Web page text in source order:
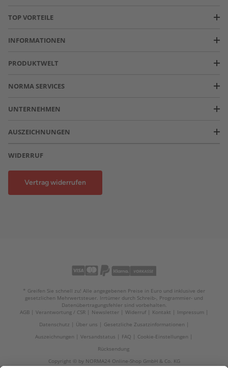
TOP VORTEILE
INFORMATIONEN
PRODUKTWELT
NORMA SERVICES
UNTERNEHMEN
AUSZEICHNUNGEN
WIDERRUF
Vertrag widerrufen
* Greifen Sie schnell zu! Alle angegebenen Preise in Euro und inklusive der
gesetzlichen Mehrwertsteuer. Irrtümer durch Schreib-, Programmier- und
Datenübertragungsfehler sind vorbehalten.
AGB
Verantwortung / CSR Newsletter Widerruf Kontakt
Impressum
Datenschutz
Über uns
Gesetzliche Zusatzinformationen
Auszeichnungen
Versandstatus FAQ
Cookie-Einstellungen
Rücksendung
Copyright © by NORMA24 Online-Shop GmbH & Co. KG